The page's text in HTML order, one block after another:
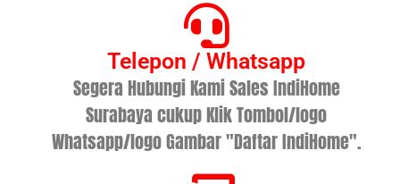
Telepon / Whatsapp
Segera Hubungi Kami Sales IndiHome
Surabaya cukup Klik Tombol/logo
Whatsapp/logo Gambar "Daftar IndiHome".